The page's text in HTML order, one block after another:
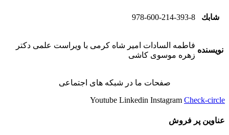
شابك 978-600-214-393-8
نویسنده
فاطمه السادات امير شاه كرمی با ويراست علمی دکتر
زهره موسوی كاشی
صفحات ما در شبکه های اجتماعی
Youtube Linkedin Instagram Check-circle
عناوین پر فروش